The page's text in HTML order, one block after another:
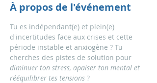
À propos de l'événement
Tu es indépendant(e) et plein(e)
d'incertitudes face aux crises et cette
période instable et anxiogène ? Tu
cherches des pistes de solution pour
diminuer ton stress, apaiser ton mental et
rééquilibrer tes tensions ?